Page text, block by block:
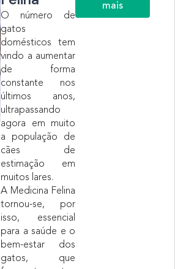
O número de
gatos
domésticos tem
vindo a aumentar
de forma
constante nos
últimos anos,
ultrapassando
agora em muito
a população de
cães de
estimação em
muitos lares.
A Medicina Felina
tornou-se, por
isso, essencial
para a saúde e o
bem-estar dos
gatos, que
mais